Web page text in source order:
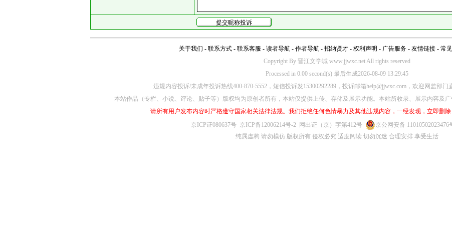
关于我们 - 联系方式 - 联系客服 - 读者导航 - 作者导航 - 招纳贤才 - 权利声明 - 广告服务 - 友情链接 - 常
Copyright By 晋江文学城 www.jjwxc.net All rights reserved
Processed in 0.00 second(s) 最后生成2026-08-09 13:29:45
违规内容投诉/未成年投诉热线400-870-5552，短信投诉发15300292289，投诉邮箱help@jjwxc.com，欢迎网监部
本站作品（专栏、小说、评论、贴子等）版权均为原创者所有，本站仅提供上传、存储及展示功能。本站所收录、展示内容及广
请所有用户发布内容时严格遵守国家相关法律法规。我们拒绝任何色情暴力及其他违规内容，一经发现，立即删除
京ICP证080637号 京ICP备12006214号-2 网出证（京）字第412号
京公网安备 11010502023476
纯属虚构 请勿模仿 版权所有 侵权必究 适度阅读 切勿沉迷 合理安排 享受生活